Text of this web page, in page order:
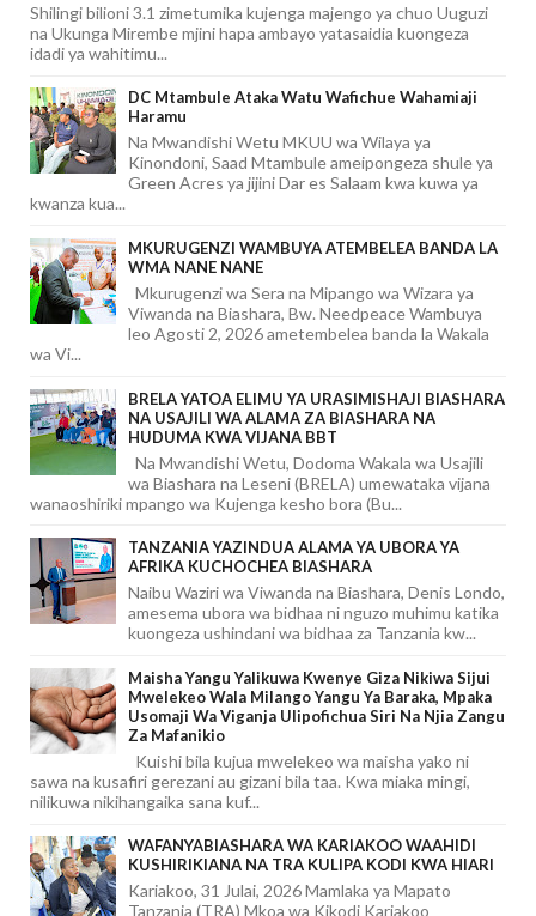
Shilingi bilioni 3.1 zimetumika kujenga majengo ya chuo Uuguzi
na Ukunga Mirembe mjini hapa ambayo yatasaidia kuongeza
idadi ya wahitimu...
DC Mtambule Ataka Watu Wafichue Wahamiaji
Haramu
Na Mwandishi Wetu MKUU wa Wilaya ya
Kinondoni, Saad Mtambule ameipongeza shule ya
Green Acres ya jijini Dar es Salaam kwa kuwa ya
kwanza kua...
MKURUGENZI WAMBUYA ATEMBELEA BANDA LA
WMA NANE NANE
Mkurugenzi wa Sera na Mipango wa Wizara ya
Viwanda na Biashara, Bw. Needpeace Wambuya
leo Agosti 2, 2026 ametembelea banda la Wakala
wa Vi...
BRELA YATOA ELIMU YA URASIMISHAJI BIASHARA
NA USAJILI WA ALAMA ZA BIASHARA NA
HUDUMA KWA VIJANA BBT
Na Mwandishi Wetu, Dodoma Wakala wa Usajili
wa Biashara na Leseni (BRELA) umewataka vijana
wanaoshiriki mpango wa Kujenga kesho bora (Bu...
TANZANIA YAZINDUA ALAMA YA UBORA YA
AFRIKA KUCHOCHEA BIASHARA
Naibu Waziri wa Viwanda na Biashara, Denis Londo,
amesema ubora wa bidhaa ni nguzo muhimu katika
kuongeza ushindani wa bidhaa za Tanzania kw...
Maisha Yangu Yalikuwa Kwenye Giza Nikiwa Sijui
Mwelekeo Wala Milango Yangu Ya Baraka, Mpaka
Usomaji Wa Viganja Ulipofichua Siri Na Njia Zangu
Za Mafanikio
Kuishi bila kujua mwelekeo wa maisha yako ni
sawa na kusafiri gerezani au gizani bila taa. Kwa miaka mingi,
nilikuwa nikihangaika sana kuf...
WAFANYABIASHARA WA KARIAKOO WAAHIDI
KUSHIRIKIANA NA TRA KULIPA KODI KWA HIARI
Kariakoo, 31 Julai, 2026 Mamlaka ya Mapato
Tanzania (TRA) Mkoa wa Kikodi Kariakoo